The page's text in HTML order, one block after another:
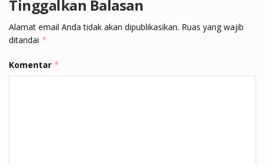
Tinggalkan Balasan
Alamat email Anda tidak akan dipublikasikan. Ruas yang wajib
ditandai *
Komentar *